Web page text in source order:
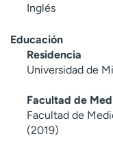
Inglés
Educación
Residencia
Universidad de
Facultad de
Facultad de
(2019)